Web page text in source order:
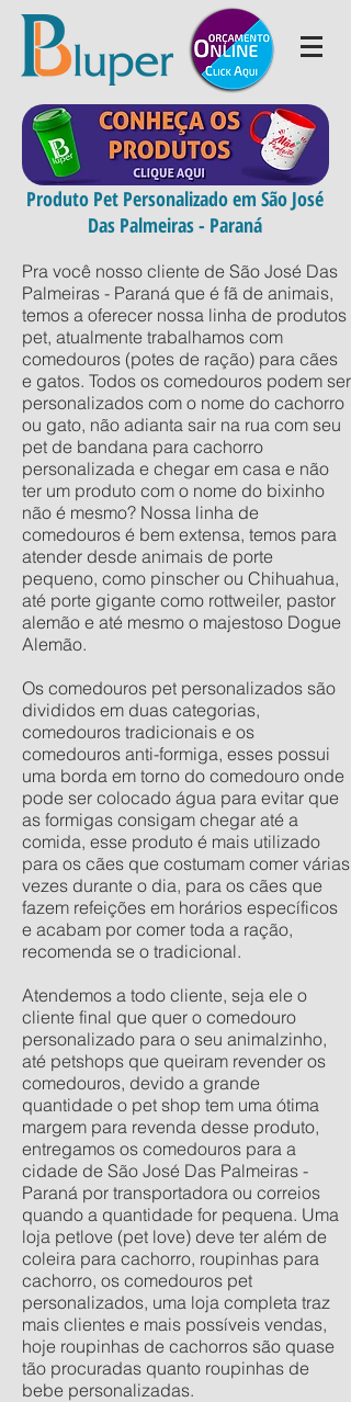
Produto Pet Personalizado em São José
Das Palmeiras - Paraná
Pra você nosso cliente de São José Das
Palmeiras - Paraná que é fã de animais,
temos a oferecer nossa linha de produtos
pet, atualmente trabalhamos com
comedouros (potes de ração) para cães
e gatos. Todos os comedouros podem ser
personalizados com o nome do cachorro
ou gato, não adianta sair na rua com seu
pet de bandana para cachorro
personalizada e chegar em casa e não
ter um produto com o nome do bixinho
não é mesmo? Nossa linha de
comedouros é bem extensa, temos para
atender desde animais de porte
pequeno, como pinscher ou Chihuahua,
até porte gigante como rottweiler, pastor
alemão e até mesmo o majestoso Dogue
Alemão.
Os comedouros pet personalizados são
divididos em duas categorias,
comedouros tradicionais e os
comedouros anti-formiga, esses possui
uma borda em torno do comedouro onde
pode ser colocado água para evitar que
as formigas consigam chegar até a
comida, esse produto é mais utilizado
para os cães que costumam comer várias
vezes durante o dia, para os cães que
fazem refeições em horários específicos
e acabam por comer toda a ração,
recomenda se o tradicional.
Atendemos a todo cliente, seja ele o
cliente final que quer o comedouro
personalizado para o seu animalzinho,
até petshops que queiram revender os
comedouros, devido a grande
quantidade o pet shop tem uma ótima
margem para revenda desse produto,
entregamos os comedouros para a
cidade de São José Das Palmeiras -
Paraná por transportadora ou correios
quando a quantidade for pequena. Uma
loja petlove (pet love) deve ter além de
coleira para cachorro, roupinhas para
cachorro, os comedouros pet
personalizados, uma loja completa traz
mais clientes e mais possíveis vendas,
hoje roupinhas de cachorros são quase
tão procuradas quanto roupinhas de
bebe personalizadas.